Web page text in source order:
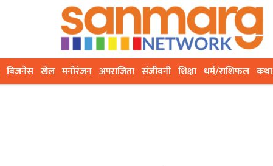
बिजनेस खेल मनोरंजन अपराजिता संजीवनी शिक्षा धर्म/राशिफल कथा